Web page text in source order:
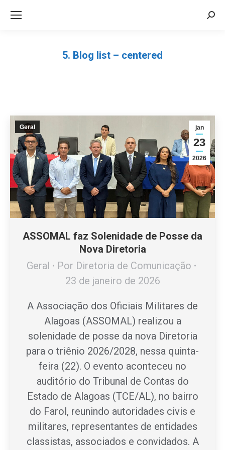
5. Blog list – centered
ASSOMAL faz Solenidade de Posse da
Nova Diretoria
Geral
Por Diretoria de Comunicação
23 de janeiro de 2026
jan
23
2026
Geral
A Associação dos Oficiais Militares de
Alagoas (ASSOMAL) realizou a
solenidade de posse da nova Diretoria
para o triênio 2026/2028, nessa quinta-
feira (22). O evento aconteceu no
auditório do Tribunal de Contas do
Estado de Alagoas (TCE/AL), no bairro
do Farol, reunindo autoridades civis e
militares, representantes de entidades
classistas, associados e convidados. A